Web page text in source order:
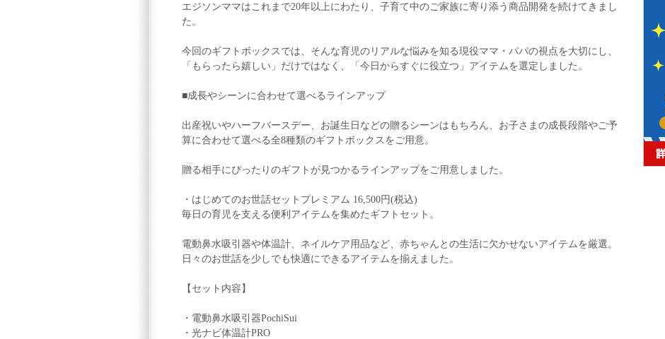
エジソンママはこれまで20年以上にわたり、子育て中のご家族に寄り添う商品開発を続けてきまし
た。
今回のギフトボックスでは、そんな育児のリアルな悩みを知る現役ママ・パパの視点を大切にし、
「もらったら嬉しい」だけではなく、「今日からすぐに役立つ」アイテムを選定しました。
■成長やシーンに合わせて選べるラインアップ
出産祝いやハーフバースデー、お誕生日などの贈るシーンはもちろん、お子さまの成長段階やご予
算に合わせて選べる全8種類のギフトボックスをご用意。
贈る相手にぴったりのギフトが見つかるラインアップをご用意しました。
・はじめてのお世話セットプレミアム 16,500円(税込)
毎日の育児を支える便利アイテムを集めたギフトセット。
電動鼻水吸引器や体温計、ネイルケア用品など、赤ちゃんとの生活に欠かせないアイテムを厳選。
日々のお世話を少しでも快適にできるアイテムを揃えました。
【セット内容】
・電動鼻水吸引器PochiSui
・光ナビ体温計PRO